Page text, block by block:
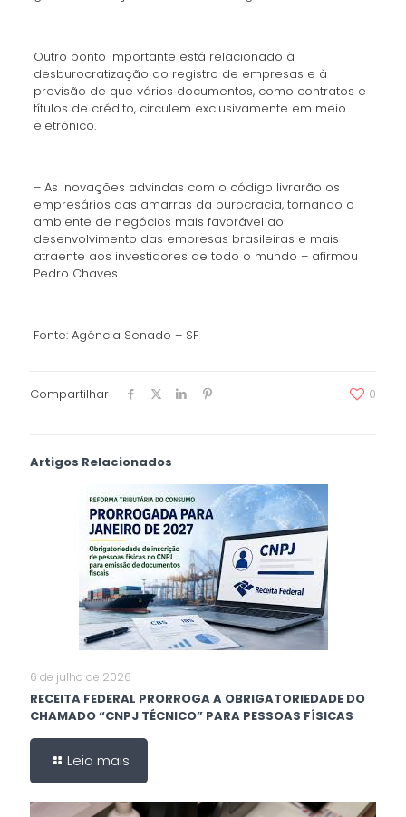
Outro ponto importante está relacionado à
desburocratização do registro de empresas e à
previsão de que vários documentos, como contratos e
títulos de crédito, circulem exclusivamente em meio
eletrônico.
– As inovações advindas com o código livrarão os
empresários das amarras da burocracia, tornando o
ambiente de negócios mais favorável ao
desenvolvimento das empresas brasileiras e mais
atraente aos investidores de todo o mundo – afirmou
Pedro Chaves.
Fonte: Agência Senado – SF
Compartilhar 0
Artigos Relacionados
6 de julho de 2026
RECEITA FEDERAL PRORROGA A OBRIGATORIEDADE DO
CHAMADO “CNPJ TÉCNICO” PARA PESSOAS FÍSICAS
Leia mais